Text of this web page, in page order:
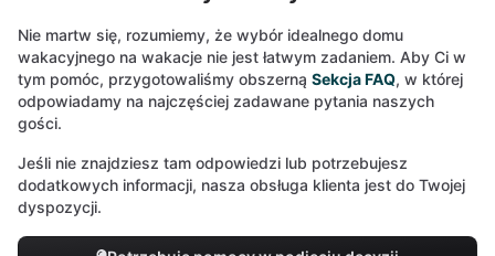
Nie martw się, rozumiemy, że wybór idealnego domu
wakacyjnego na wakacje nie jest łatwym zadaniem. Aby Ci w
tym pomóc, przygotowaliśmy obszerną Sekcja FAQ, w której
odpowiadamy na najczęściej zadawane pytania naszych
gości.
Jeśli nie znajdziesz tam odpowiedzi lub potrzebujesz
dodatkowych informacji, nasza obsługa klienta jest do Twojej
dyspozycji.